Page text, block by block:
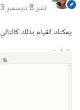
نشر8 ديسمبر 2023
يمكنك القيام بذلك كالتالي